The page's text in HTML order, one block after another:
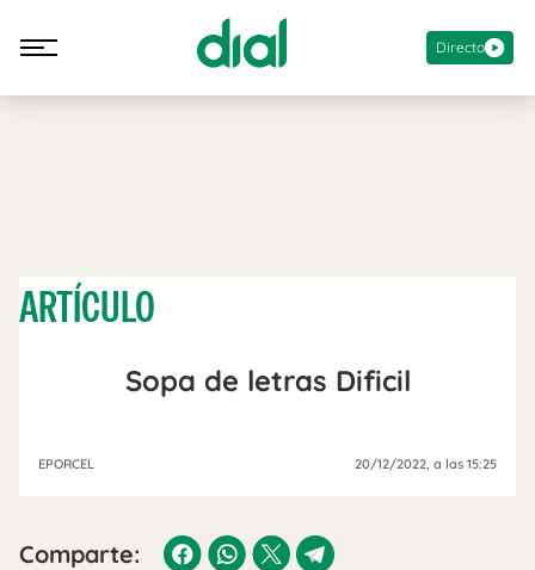
Directo
ARTÍCULO
Sopa de letras Dificil
EPORCEL 20/12/2022, a las 15:25
Comparte: